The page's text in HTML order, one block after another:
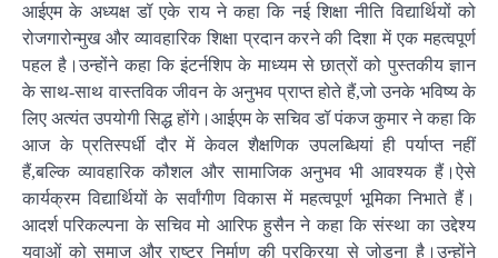
आईएम के अध्यक्ष डॉ एके राय ने कहा कि नई शिक्षा नीति विद्यार्थियों को
रोजगारोन्मुख और व्यावहारिक शिक्षा प्रदान करने की दिशा में एक महत्वपूर्ण
पहल है।उन्होंने कहा कि इंटर्नशिप के माध्यम से छात्रों को पुस्तकीय ज्ञान
के साथ-साथ वास्तविक जीवन के अनुभव प्राप्त होते हैं,जो उनके भविष्य के
लिए अत्यंत उपयोगी सिद्ध होंगे।आईएम के सचिव डॉ पंकज कुमार ने कहा कि
आज के प्रतिस्पर्धी दौर में केवल शैक्षणिक उपलब्धियां ही पर्याप्त नहीं
हैं,बल्कि व्यावहारिक कौशल और सामाजिक अनुभव भी आवश्यक हैं।ऐसे
कार्यक्रम विद्यार्थियों के सर्वांगीण विकास में महत्वपूर्ण भूमिका निभाते हैं।
आदर्श परिकल्पना के सचिव मो आरिफ हुसैन ने कहा कि संस्था का उद्देश्य
युवाओं को समाज और राष्ट्र निर्माण की प्रक्रिया से जोड़ना है।उन्होंने